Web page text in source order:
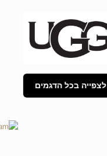
לצפייה בכל הדגמים